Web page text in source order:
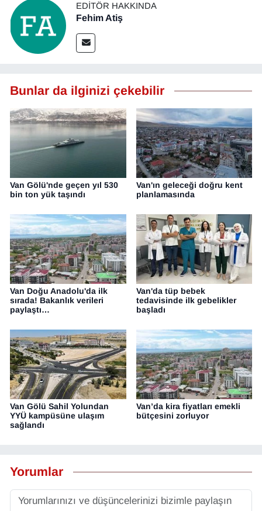
EDITÖR HAKKINDA
Fehim Atiş
Bunlar da ilginizi çekebilir
Van Gölü'nde geçen yıl 530
bin ton yük taşındı
Van'ın geleceği doğru kent
planlamasında
Van Doğu Anadolu'da ilk
sırada! Bakanlık verileri
paylaştı…
Van'da tüp bebek
tedavisinde ilk gebelikler
başladı
Van Gölü Sahil Yolundan
YYÜ kampüsüne ulaşım
sağlandı
Van’da kira fiyatları emekli
bütçesini zorluyor
Yorumlar